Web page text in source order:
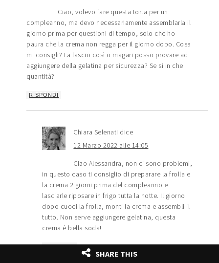
Ciao, volevo fare questa torta per un
compleanno, ma devo necessariamente assemblarla il
giorno prima per questioni di tempo, solo che ho
paura che la crema non regga per il giorno dopo. Cosa
mi consigli? La lascio così o magari posso provare ad
aggiungere della gelatina per sicurezza? Se si in che
quantità?
RISPONDI
Chiara Selenati dice
12 Marzo 2022 alle 14:05
Ciao Alessandra, non ci sono problemi,
in questo caso ti consiglio di preparare la frolla e
la crema 2 giorni prima del compleanno e
lasciarle riposare in frigo tutta la notte. Il giorno
dopo cuoci la frolla, monti la crema e assembli il
tutto. Non serve aggiungere gelatina, questa
crema è bella soda!
RISPONDI
SHARE THIS